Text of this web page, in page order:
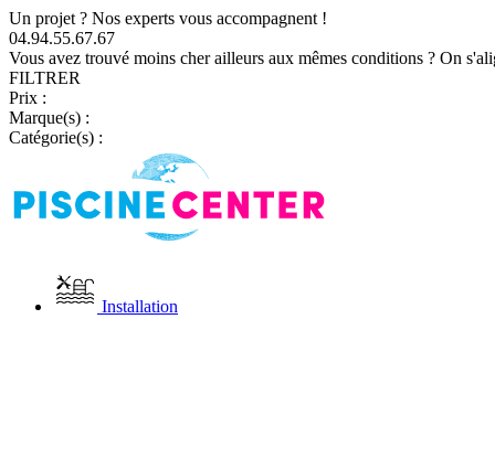
Un projet ? Nos experts vous accompagnent !
04.94.55.67.67
Vous avez trouvé moins cher ailleurs aux mêmes conditions ? On
FILTRER
Prix :
Marque(s) :
Catégorie(s) :
Installation